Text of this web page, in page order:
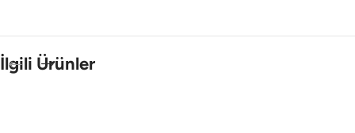
İlgili Ürünler